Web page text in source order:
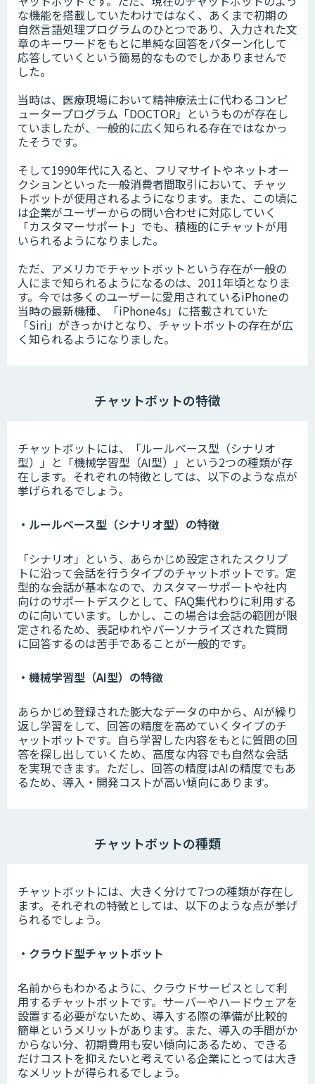
な機能を搭載していたわけではなく、あくまで初期の
自然言語処理プログラムのひとつであり、入力された文
章のキーワードをもとに単純な回答をパターン化して
応答していくという簡易的なものでしかありませんで
した。
当時は、医療現場において精神療法士に代わるコンピ
ュータープログラム「DOCTOR」というものが存在し
ていましたが、一般的に広く知られる存在ではなかっ
たそうです。
そして1990年代に入ると、フリマサイトやネットオー
クションといった一般消費者間取引において、チャッ
トボットが使用されるようになります。また、この頃に
は企業がユーザーからの問い合わせに対応していく
「カスタマーサポート」でも、積極的にチャットが用
いられるようになりました。
ただ、アメリカでチャットボットという存在が一般の
人にまで知られるようになるのは、2011年頃となりま
す。今では多くのユーザーに愛用されているiPhoneの
当時の最新機種、「iPhone4s」に搭載されていた
「Siri」がきっかけとなり、チャットボットの存在が広
く知られるようになりました。
チャットボットの特徴
チャットボットには、「ルールベース型（シナリオ
型）」と「機械学習型（AI型）」という2つの種類が存
在します。それぞれの特徴としては、以下のような点が
挙げられるでしょう。
・ルールベース型（シナリオ型）の特徴
「シナリオ」という、あらかじめ設定されたスクリプ
トに沿って会話を行うタイプのチャットボットです。定
型的な会話が基本なので、カスタマーサポートや社内
向けのサポートデスクとして、FAQ集代わりに利用する
のに向いています。しかし、この場合は会話の範囲が限
定されるため、表記ゆれやパーソナライズされた質問
に回答するのは苦手であることが一般的です。
・機械学習型（AI型）の特徴
あらかじめ登録された膨大なデータの中から、AIが繰り
返し学習をして、回答の精度を高めていくタイプのチ
ャットボットです。自ら学習した内容をもとに質問の回
答を探し出していくため、高度な内容でも自然な会話
を実現できます。ただし、回答の精度はAIの精度でもあ
るため、導入・開発コストが高い傾向にあります。
チャットボットの種類
チャットボットには、大きく分けて7つの種類が存在し
ます。それぞれの特徴としては、以下のような点が挙げ
られるでしょう。
・クラウド型チャットボット
名前からもわかるように、クラウドサービスとして利
用するチャットボットです。サーバーやハードウェアを
設置する必要がないため、導入する際の準備が比較的
簡単というメリットがあります。また、導入の手間がか
からない分、初期費用も安い傾向にあるため、できる
だけコストを抑えたいと考えている企業にとっては大き
なメリットが得られるでしょう。